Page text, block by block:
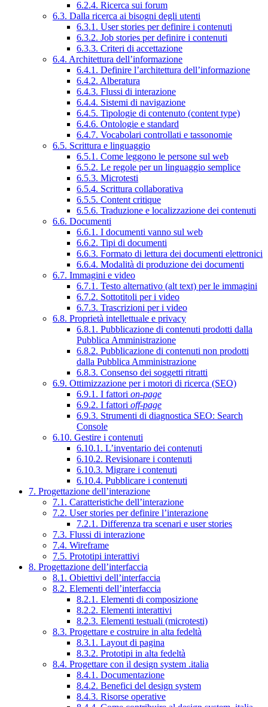
6.2.4. Ricerca sui forum
6.3. Dalla ricerca ai bisogni degli utenti
6.3.1. User stories per definire i contenuti
6.3.2. Job stories per definire i contenuti
6.3.3. Criteri di accettazione
6.4. Architettura dell’informazione
6.4.1. Definire l’architettura dell’informazione
6.4.2. Alberatura
6.4.3. Flussi di interazione
6.4.4. Sistemi di navigazione
6.4.5. Tipologie di contenuto (content type)
6.4.6. Ontologie e standard
6.4.7. Vocabolari controllati e tassonomie
6.5. Scrittura e linguaggio
6.5.1. Come leggono le persone sul web
6.5.2. Le regole per un linguaggio semplice
6.5.3. Microtesti
6.5.4. Scrittura collaborativa
6.5.5. Content critique
6.5.6. Traduzione e localizzazione dei contenuti
6.6. Documenti
6.6.1. I documenti vanno sul web
6.6.2. Tipi di documenti
6.6.3. Formato di lettura dei documenti elettronici
6.6.4. Modalità di produzione dei documenti
6.7. Immagini e video
6.7.1. Testo alternativo (alt text) per le immagini
6.7.2. Sottotitoli per i video
6.7.3. Trascrizioni per i video
6.8. Proprietà intellettuale e privacy
6.8.1. Pubblicazione di contenuti prodotti dalla
Pubblica Amministrazione
6.8.2. Pubblicazione di contenuti non prodotti
dalla Pubblica Amministrazione
6.8.3. Consenso dei soggetti ritratti
6.9. Ottimizzazione per i motori di ricerca (SEO)
6.9.1. I fattori on-page
6.9.2. I fattori off-page
6.9.3. Strumenti di diagnostica SEO: Search
Console
6.10. Gestire i contenuti
6.10.1. L’inventario dei contenuti
6.10.2. Revisionare i contenuti
6.10.3. Migrare i contenuti
6.10.4. Pubblicare i contenuti
7. Progettazione dell’interazione
7.1. Caratteristiche dell’interazione
7.2. User stories per definire l’interazione
7.2.1. Differenza tra scenari e user stories
7.3. Flussi di interazione
7.4. Wireframe
7.5. Prototipi interattivi
8. Progettazione dell’interfaccia
8.1. Obiettivi dell’interfaccia
8.2. Elementi dell’interfaccia
8.2.1. Elementi di composizione
8.2.2. Elementi interattivi
8.2.3. Elementi testuali (microtesti)
8.3. Progettare e costruire in alta fedeltà
8.3.1. Layout di pagina
8.3.2. Prototipi in alta fedeltà
8.4. Progettare con il design system .italia
8.4.1. Documentazione
8.4.2. Benefici del design system
8.4.3. Risorse operative